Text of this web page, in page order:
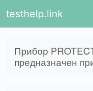
testhelp.link
Прибор
предназначен